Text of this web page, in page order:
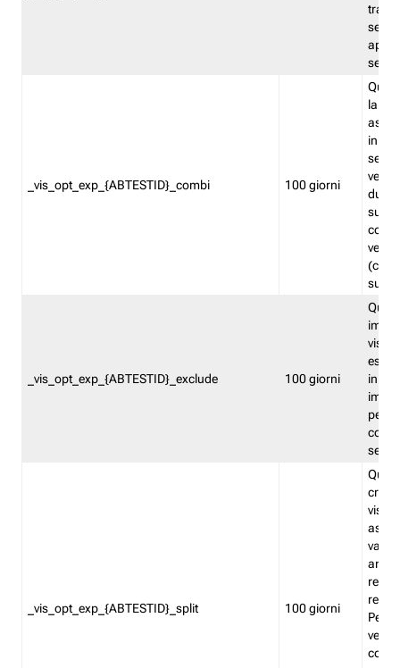
_vis_opt_exp_{ABTESTID}_combi 100 giorni
la
in
_vis_opt_exp_{ABTESTID}_exclude 100 giorni
in
_vis_opt_exp_{ABTESTID}_split 100 giorni